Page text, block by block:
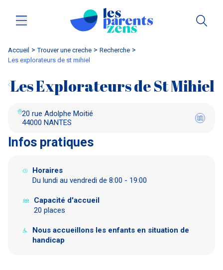
Accueil trouver une creche
Recherche
les explorateurs de st mihiel
Les Explorateurs de St Mihiel
20 rue Adolphe Moitié
44000 NANTES
Infos pratiques
Horaires
Du lundi au vendredi de 8:00 - 19:00
Capacité d'accueil
20 places
Nous accueillons les enfants en situation de
handicap